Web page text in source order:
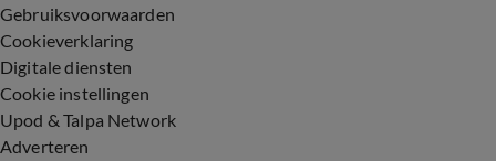
Gebruiksvoorwaarden
Cookieverklaring
Digitale diensten
Cookie instellingen
Upod & Talpa Network
Adverteren